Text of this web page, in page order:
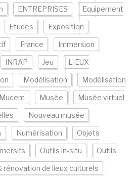
ENTREPRISES Equipement
Etudes Exposition
France Immersion
INRAP Jeu LIEUX
Modélisation Modélisation
Mucem Musée Musée virtuel
Nouveau musée
Numérisation Objets
Outils in-situ Outils
rénovation de lieux culturels